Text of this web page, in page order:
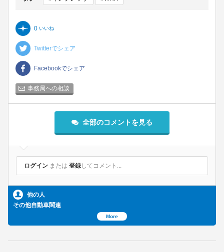
0 いいね
Twitterでシェア
Facebookでシェア
事務局への相談
全部のコメントを見る
ログイン または 登録 してコメント...
他の人
その他自動車関連
More